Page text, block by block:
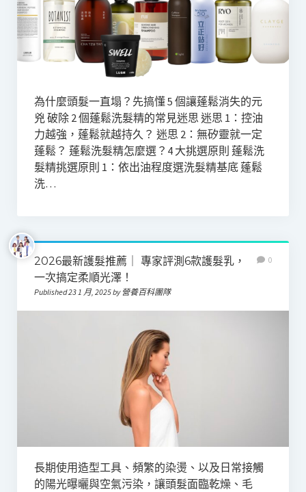
為什麼頭髮一直塌？先搞懂 5 個讓蓬鬆消失的元
兇 破除 2 個蓬鬆洗髮精的常見迷思 迷思 1：控油
力越強，蓬鬆就越持久？ 迷思 2：無矽靈就一定
蓬鬆？ 蓬鬆洗髮精怎麼選？4 大挑選原則 蓬鬆洗
髮精挑選原則 1：依出油程度選洗髮精基底 蓬鬆
洗…
2026最新護髮推薦｜ 專家評測6款護髮乳，
一次搞定柔順光澤！
Published 23 1 月, 2025 by 營養百科團隊
0
長期使用造型工具、頻繁的染燙、以及日常接觸
的陽光曝曬與空氣污染，讓頭髮面臨乾燥、毛